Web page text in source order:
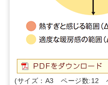
(サイズ：A3 ページ数:12